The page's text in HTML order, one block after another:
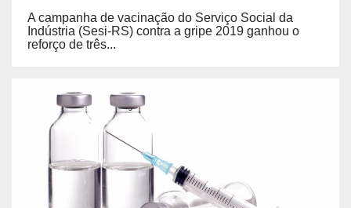
A campanha de vacinação do Serviço Social da
Indústria (Sesi-RS) contra a gripe 2019 ganhou o
reforço de três...